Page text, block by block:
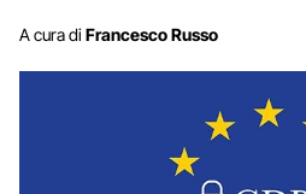
A cura di Francesco Russo